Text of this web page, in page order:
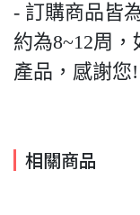
- 訂購商品皆
約為8~12周
產品，感謝您!
相關商品